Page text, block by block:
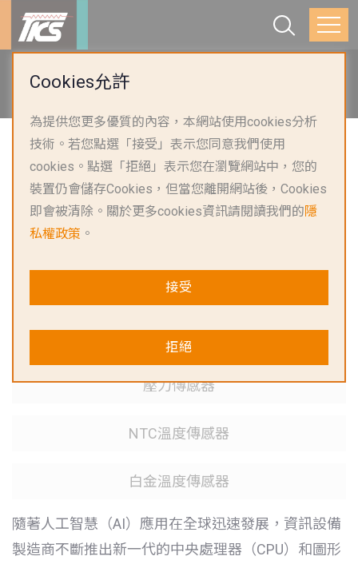
產品應用
冷卻液分配單元解決方案
壓力傳感器
NTC溫度傳感器
白金溫度傳感器
隨著人工智慧（AI）應用在全球迅速發展，資訊設備
製造商不斷推出新一代的中央處理器（CPU）和圖形
Cookies允許
為提供您更多優質的內容，本網站使用cookies分析
技術。若您點選「接受」表示您同意我們使用
cookies。點選「拒絕」表示您在瀏覽網站中，您的
裝置仍會儲存Cookies，但當您離開網站後，Cookies
即會被清除。關於更多cookies資訊請閱讀我們的隱
私權政策 。
接受
拒絕